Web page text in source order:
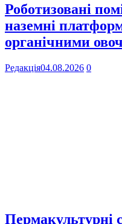
Роботизовані
наземні
органічними
Редакція04.08.2026 0
Пермакультурні